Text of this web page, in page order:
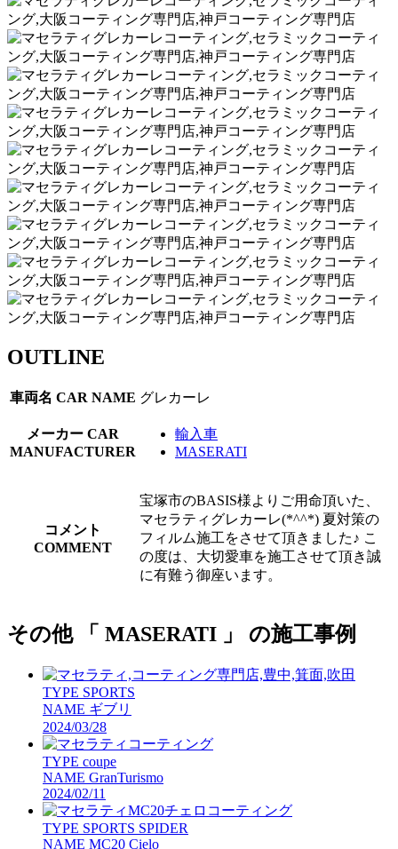
OUTLINE
車両名 CAR NAME グレカーレ
メーカー CAR
MANUFACTURER
輸入車
MASERATI
コメント
COMMENT
宝塚市のBASIS様よりご用命頂いた、
マセラティグレカーレ(*^^*) 夏対策の
フィルム施工をさせて頂きました♪ こ
の度は、大切愛車を施工させて頂き誠
に有難う御座います。
その他 「 MASERATI 」 の施工事例
TYPE SPORTS
NAME ギブリ
2024/03/28
TYPE coupe
NAME GranTurismo
2024/02/11
TYPE SPORTS SPIDER
NAME MC20 Cielo